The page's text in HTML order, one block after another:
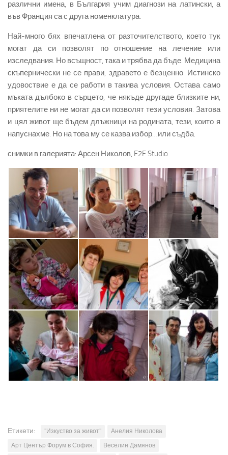
различни имена, в България учим диагнози на латински, а
във Франция са с друга номенклатура.
Най-много бях впечатлена от разточителството, което тук
могат да си позволят по отношение на лечение или
изследвания. Но всъщност, така и трябва да бъде. Медицина
скъпернически не се прави, здравето е безценно. Истинско
удовоствие е да се работи в такива условия. Остава само
мъката дълбоко в сърцето, че някъде другаде близките ни,
приятелите ни не могат да си позволят тези условия. Затова
и цял живот ще бъдем длъжници на родината, тези, които я
напуснахме. Но на това му се казва избор…или съдба.
снимки в галерията: Арсен Николов, F2F Studio
Етикети: "Изкуство за живот"
Анелия Николова
Арт Център Форум в София.
Веселин Дамянов